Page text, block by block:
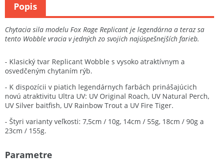
Chytacia sila modelu Fox Rage Replicant je legendárna a teraz sa
tento Wobble vracia v jedných zo svojich najúspešnejších farieb.
- Klasický tvar Replicant Wobble s vysoko atraktívnym a
osvedčeným chytaním rýb.
- K dispozícii v piatich legendárnych farbách prinášajúcich
novú atraktivitu Ultra UV: UV Original Roach, UV Natural Perch,
UV Silver baitfish, UV Rainbow Trout a UV Fire Tiger.
- Štyri varianty veľkosti: 7,5cm / 10g, 14cm / 55g, 18cm / 90g a
23cm / 155g.
Parametre
Popis